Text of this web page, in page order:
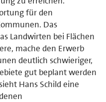
für den
Das
Landwirten bei Flächen
mache den Erwerb
deutlich schwieriger,
gut beplant werden
Hans Schild eine